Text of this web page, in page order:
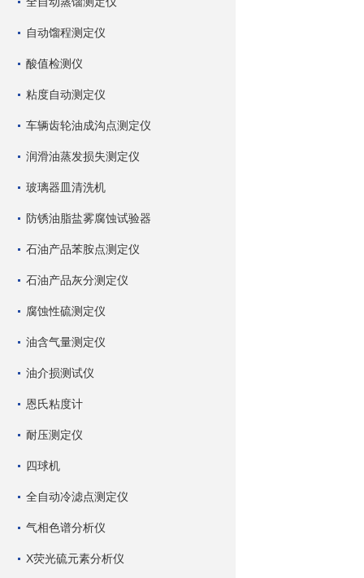
自动馏程测定仪
酸值检测仪
粘度自动测定仪
车辆齿轮油成沟点测定仪
润滑油蒸发损失测定仪
玻璃器皿清洗机
防锈油脂盐雾腐蚀试验器
石油产品苯胺点测定仪
石油产品灰分测定仪
腐蚀性硫测定仪
油含气量测定仪
油介损测试仪
恩氏粘度计
耐压测定仪
四球机
全自动冷滤点测定仪
气相色谱分析仪
X荧光硫元素分析仪